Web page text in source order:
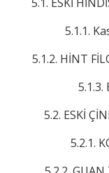
5.1.1. Kast
5.1.2. HİNT
5.1.3.
5.2. ESKİ
5.2.1.